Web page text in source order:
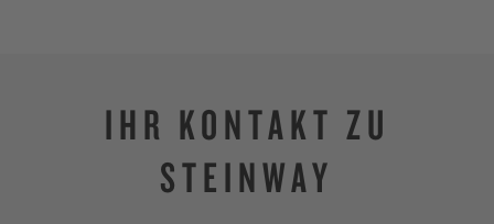
IHR KONTAKT ZU
STEINWAY